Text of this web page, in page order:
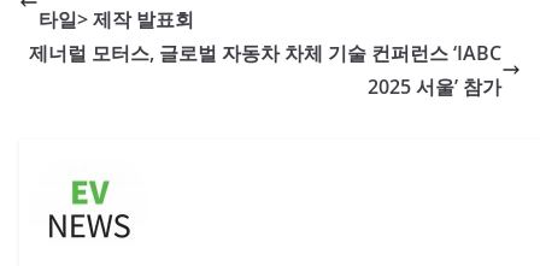
타일> 제작 발표회
제너럴 모터스, 글로벌 자동차 차체 기술 컨퍼런스 ‘IABC
2025 서울’ 참가